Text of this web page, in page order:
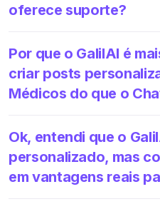
oferece suporte?
Por que o GalilAI é
criar posts
Médicos do que o
Ok, entendi que o
personalizado, mas
em vantagens reais